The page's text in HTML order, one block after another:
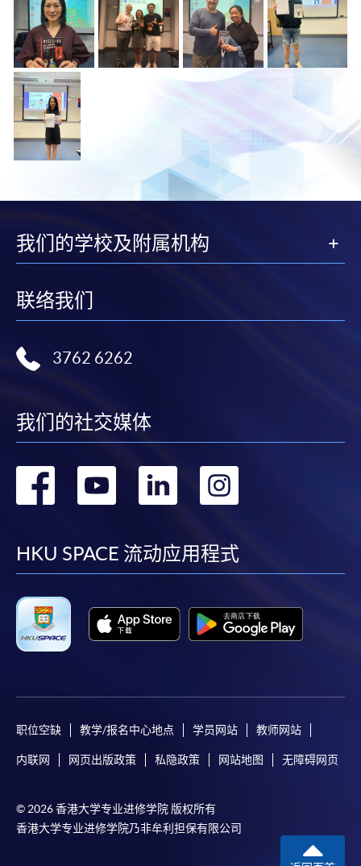
我们的学校及附属机构
联络我们
3762 6262
我们的社交媒体
转
facebook
转
youtube
转
linkedin
转
HKU SPACE 流动应用程式
职位空缺 教学/报名中心地点 学员网站 教师网站
内联网 网页出版政策 私隐政策 网站地图 无障碍网页
© 2026 香港大学专业进修学院 版权所有
香港大学专业进修学院乃非牟利担保有限公司